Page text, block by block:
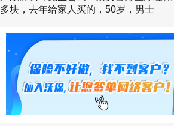
择性的买，按自己的真实需求来
话需要6700左右。
1、第三者责任险（877元）;
2、车辆损失险（2715元）：
格×1.0880%;
多块，去年给家人买的，50岁，男士